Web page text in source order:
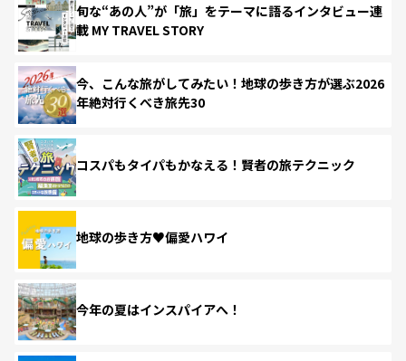
旬な“あの人”が「旅」をテーマに語るインタビュー連
載 MY TRAVEL STORY
今、こんな旅がしてみたい！地球の歩き方が選ぶ2026
年絶対行くべき旅先30
コスパもタイパもかなえる！賢者の旅テクニック
地球の歩き方♥偏愛ハワイ
今年の夏はインスパイアへ！